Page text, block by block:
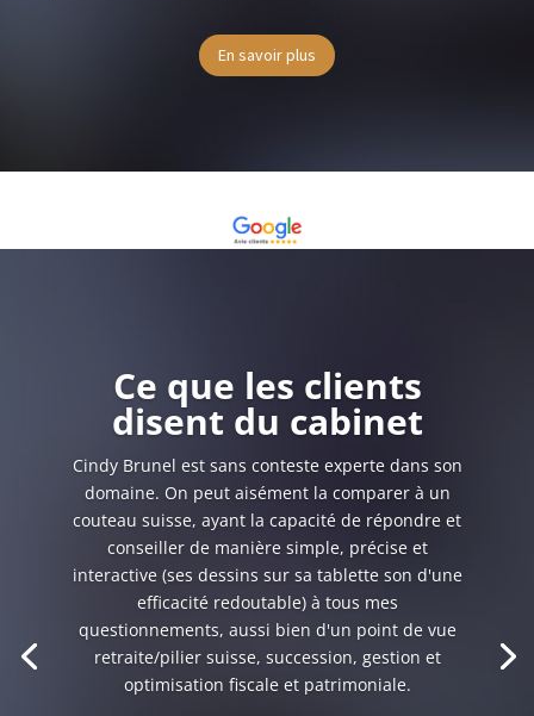
En savoir plus
Ce que les clients
disent du cabinet
Cindy Brunel est sans conteste experte dans son
domaine. On peut aisément la comparer à un
couteau suisse, ayant la capacité de répondre et
conseiller de manière simple, précise et
interactive (ses dessins sur sa tablette son d'une
efficacité redoutable) à tous mes
questionnements, aussi bien d'un point de vue
retraite/pilier suisse, succession, gestion et
optimisation fiscale et patrimoniale.